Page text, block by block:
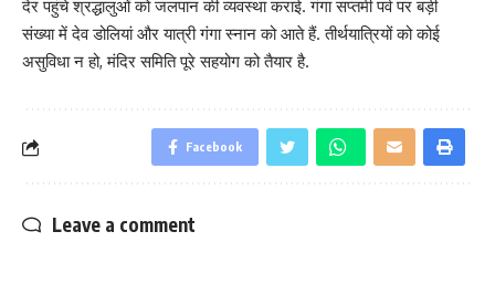
देर पहुंचे श्रद्धालुओं को जलपान की व्यवस्था कराई. गंगा सप्तमी पर्व पर बड़ी
संख्या में देव डोलियां और यात्री गंगा स्नान को आते हैं. तीर्थयात्रियों को कोई
असुविधा न हो, मंदिर समिति पूरे सहयोग को तैयार है.
Facebook
Leave a comment